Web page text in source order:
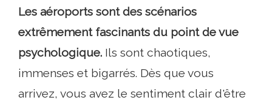
Les aéroports sont des scénarios
extrêmement fascinants du point de vue
psychologique. Ils sont chaotiques,
immenses et bigarrés. Dès que vous
arrivez, vous avez le sentiment clair d'être